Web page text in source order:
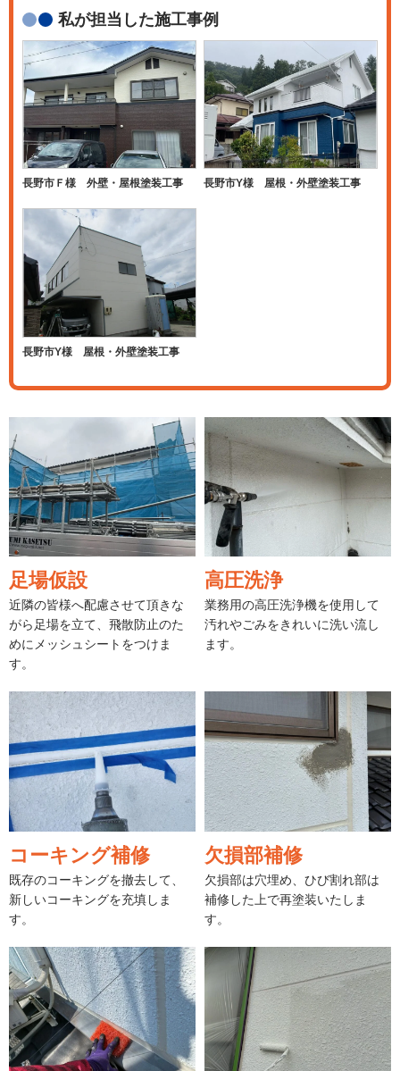
私が担当した施工事例
長野市Ｆ様 外壁・屋根塗装工事 長野市Y様 屋根・外壁塗装工事
長野市Y様 屋根・外壁塗装工事
足場仮設
近隣の皆様へ配慮させて頂きな
がら足場を立て、飛散防止のた
めにメッシュシートをつけま
す。
高圧洗浄
業務用の高圧洗浄機を使用して
汚れやごみをきれいに洗い流し
ます。
コーキング補修
既存のコーキングを撤去して、
新しいコーキングを充填しま
す。
欠損部補修
欠損部は穴埋め、ひび割れ部は
補修した上で再塗装いたしま
す。